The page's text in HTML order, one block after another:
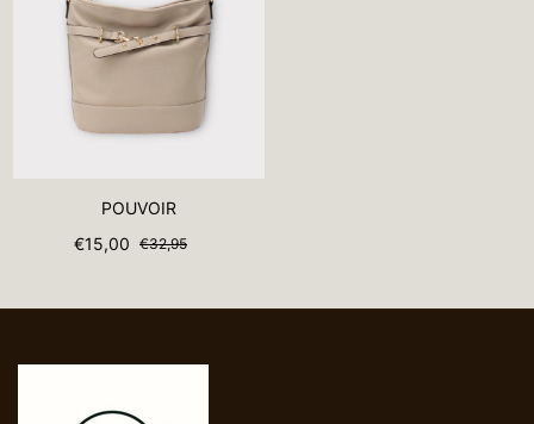
POUVOIR
€15,00 €32,95